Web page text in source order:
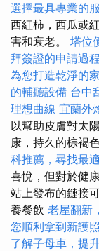
選擇最具專業的
西紅柿，西瓜或
害和衰老。 塔位
拜簽證的申請過
為您打造乾淨的
的輔聽設備 台中
理想曲線 宜蘭外
以幫助皮膚對太
康，持久的棕褐
科推薦，尋找最
喜悅，但對於健
站上發布的鏈接
養餐飲 老屋翻新
您順利拿到新護照
了解子母車，提